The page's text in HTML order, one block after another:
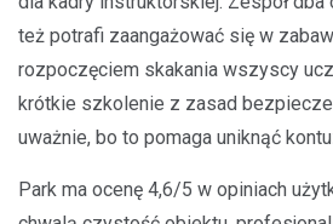
też potrafi zaangażować się w
rozpoczęciem skakania wszyscy
krótkie szkolenie z zasad
uważnie, bo to pomaga uniknąć
Park ma ocenę 4,6/5 w opiniach